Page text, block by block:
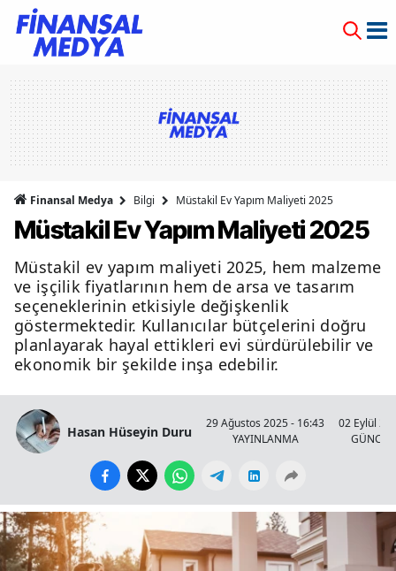
Finansal Medya Bilgi Müstakil Ev Yapım Maliyeti 2025
Müstakil Ev Yapım Maliyeti 2025
Müstakil ev yapım maliyeti 2025, hem malzeme
ve işçilik fiyatlarının hem de arsa ve tasarım
seçeneklerinin etkisiyle değişkenlik
göstermektedir. Kullanıcılar bütçelerini doğru
planlayarak hayal ettikleri evi sürdürülebilir ve
ekonomik bir şekilde inşa edebilir.
Hasan Hüseyin Duru
29 Ağustos 2025 - 16:43
YAYINLANMA
02 Eylül